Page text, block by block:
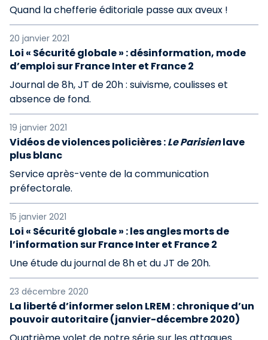
Quand la chefferie éditoriale passe aux aveux !
20 janvier 2021
Loi « Sécurité globale » : désinformation, mode
d’emploi sur France Inter et France 2
Journal de 8h, JT de 20h : suivisme, coulisses et
absence de fond.
19 janvier 2021
Vidéos de violences policières :Le Parisienlave
plus blanc
Service après-vente de la communication
préfectorale.
15 janvier 2021
Loi « Sécurité globale » : les angles morts de
l’information sur France Inter et France 2
Une étude du journal de 8h et du JT de 20h.
23 décembre 2020
La liberté d’informer selon LREM : chronique d’un
pouvoir autoritaire (janvier-décembre 2020)